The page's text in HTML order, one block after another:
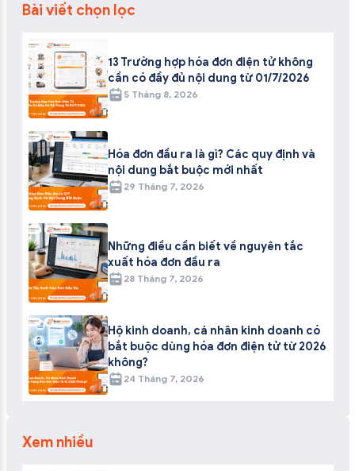
Bài viết chọn lọc
13 Trường hợp hóa đơn điện tử không
cần có đầy đủ nội dung từ 01/7/2026
5 Tháng 8, 2026
Hóa đơn đầu ra là gì? Các quy định và
nội dung bắt buộc mới nhất
29 Tháng 7, 2026
Những điều cần biết về nguyên tắc
xuất hóa đơn đầu ra
28 Tháng 7, 2026
Hộ kinh doanh, cá nhân kinh doanh có
bắt buộc dùng hóa đơn điện tử từ 2026
không?
24 Tháng 7, 2026
Xem nhiều